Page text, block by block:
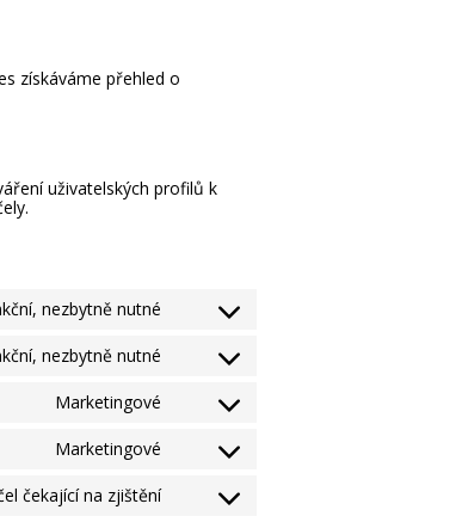
získáváme přehled o
uživatelských profilů k
nezbytně nutné
Consent
service
nezbytně nutné
Consent
service
Marketingové
Consent
service
Marketingové
Consent
service
čekající na zjištění
Consent